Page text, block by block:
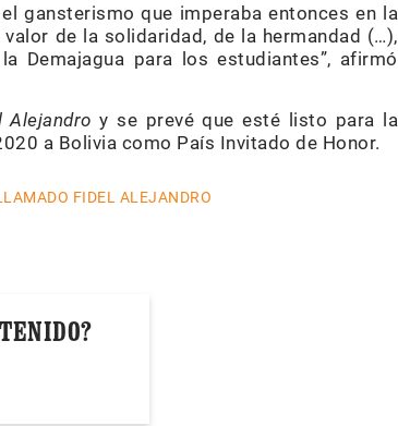
gansterismo que imperaba entonces en la
de la solidaridad, de la hermandad (…),
Demajagua para los estudiantes”, afirmó
Alejandro y se prevé que esté listo para la
a Bolivia como País Invitado de Honor.
FIDEL ALEJANDRO